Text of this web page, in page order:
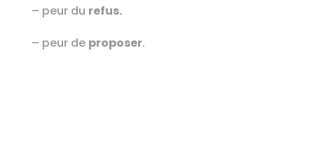
– peur du refus.
– peur de proposer.